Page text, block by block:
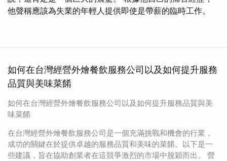
他聲稱應該為失業的年輕人提供即使是帶薪的臨時工作。
如何在台灣經營外燴餐飲服務公司以及如何提升服務
品質與美味菜餚
如何在台灣經營外燴餐飲服務公司以及如何提升服務品質與美
味菜餚
在台灣經營外燴餐飲服務公司是一個充滿挑戰和機會的行業，
成功的關鍵在於提供卓越的服務品質和美味的菜餚。以下是一
些建議，旨在協助創業者在這競爭激烈的市場中脫穎而出。 營